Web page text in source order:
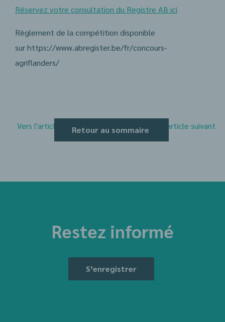
Réservez votre consultation du Registre AB ici
Règlement de la compétition disponible
sur https://www.abregister.be/fr/concours-
agriflanders/
Vers l'article précédent Vers l'article suivant
Retour au sommaire
Restez informé
S’enregistrer